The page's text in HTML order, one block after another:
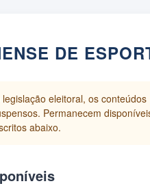
DE
eleitoral, os conteúdos
Permanecem
abaixo.